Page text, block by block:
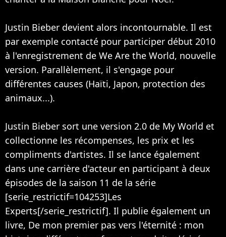
Justin Bieber devient alors incontournable. Il est
par exemple contacté pour participer début 2010
à l'enregistrement de We Are the World, nouvelle
version. Parallèlement, il s'engage pour
différentes causes (Haïti, Japon, protection des
animaux...).
Justin Bieber sort une version 2.0 de My World et
collectionne les récompenses, les prix et les
compliments d'artistes. Il se lance également
dans une carrière d'acteur en participant à deux
épisodes de la saison 11 de la série
[serie_restrictif=104253]Les
Experts[/serie_restrictif]. Il publie également un
livre, De mon premier pas vers l'éternité : mon